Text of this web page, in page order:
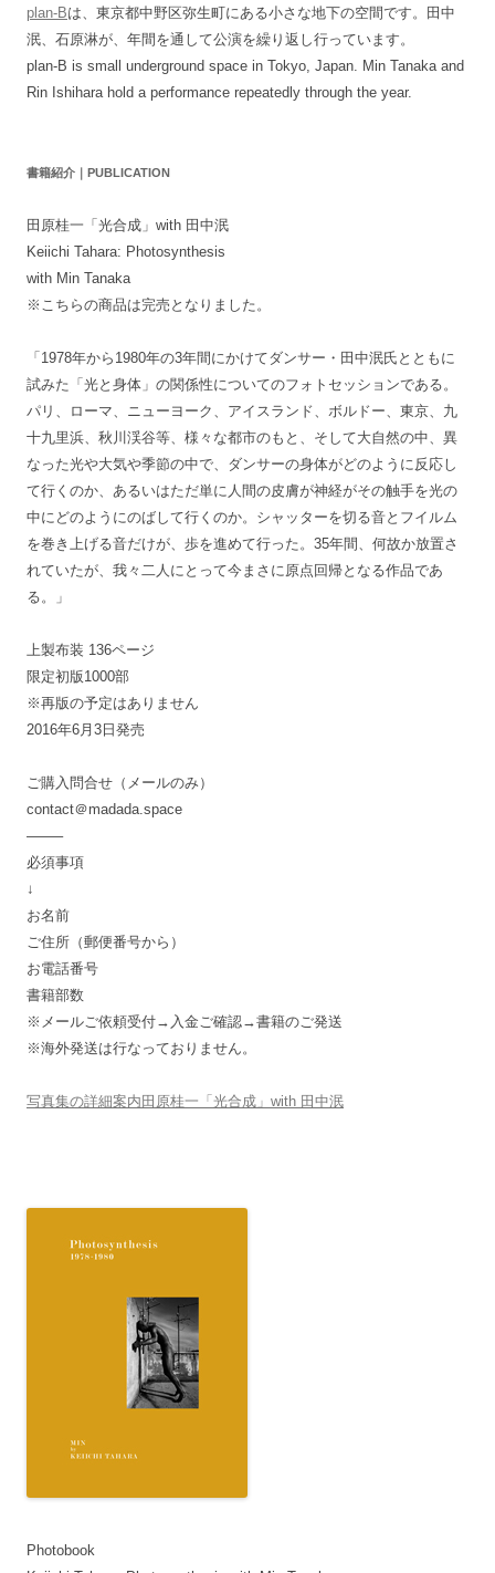
plan-Bは、東京都中野区弥生町にある小さな地下の空間です。田中
泯、石原淋が、年間を通して公演を繰り返し行っています。
plan-B is small underground space in Tokyo, Japan. Min Tanaka and
Rin Ishihara hold a performance repeatedly through the year.
書籍紹介｜PUBLICATION
田原桂一「光合成」with 田中泯
Keiichi Tahara: Photosynthesis
with Min Tanaka
※こちらの商品は完売となりました。
「1978年から1980年の3年間にかけてダンサー・田中泯氏とともに
試みた「光と身体」の関係性についてのフォトセッションである。
パリ、ローマ、ニューヨーク、アイスランド、ボルドー、東京、九
十九里浜、秋川渓谷等、様々な都市のもと、そして大自然の中、異
なった光や大気や季節の中で、ダンサーの身体がどのように反応し
て行くのか、あるいはただ単に人間の皮膚が神経がその触手を光の
中にどのようにのばして行くのか。シャッターを切る音とフイルム
を巻き上げる音だけが、歩を進めて行った。35年間、何故か放置さ
れていたが、我々二人にとって今まさに原点回帰となる作品であ
る。」
上製布装 136ページ
限定初版1000部
※再版の予定はありません
2016年6月3日発売
ご購入問合せ（メールのみ）
contact＠madada.space
——–
必須事項
↓
お名前
ご住所（郵便番号から）
お電話番号
書籍部数
※メールご依頼受付→入金ご確認→書籍のご発送
※海外発送は行なっておりません。
写真集の詳細案内田原桂一「光合成」with 田中泯
Photobook